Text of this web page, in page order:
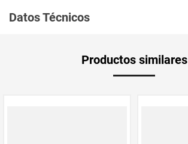
Datos Técnicos
Productos similares